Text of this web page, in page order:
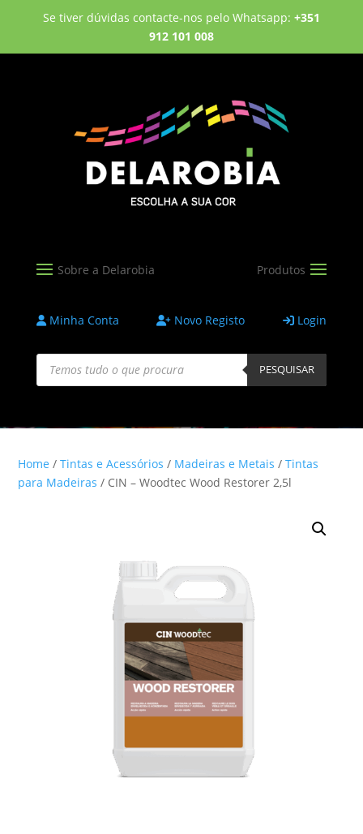
Se tiver dúvidas contacte-nos pelo Whatsapp: +351
912 101 008
Minha Conta Novo Registo Login
Products
search PESQUISAR
Home /Tintas e Acessórios / Madeiras e Metais /Tintas
para Madeiras / CIN – Woodtec Wood Restorer 2,5l